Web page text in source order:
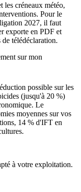
créneaux météo,
Pour le
2027, il faut
exporte en PDF et
télédéclaration.
sur mon
possible sur les
(jusqu'à 20 %)
Le
moyennes sur vos
14 % d'IFT en
à votre exploitation.